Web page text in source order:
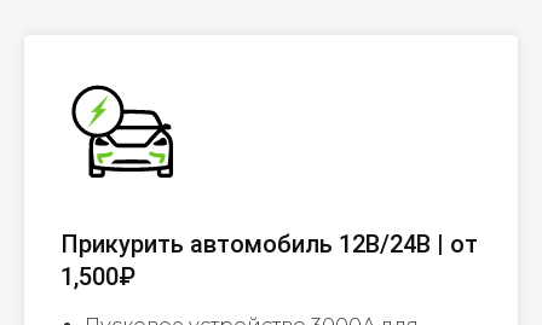
Прикурить автомобиль 12В/24В | от
1,500₽